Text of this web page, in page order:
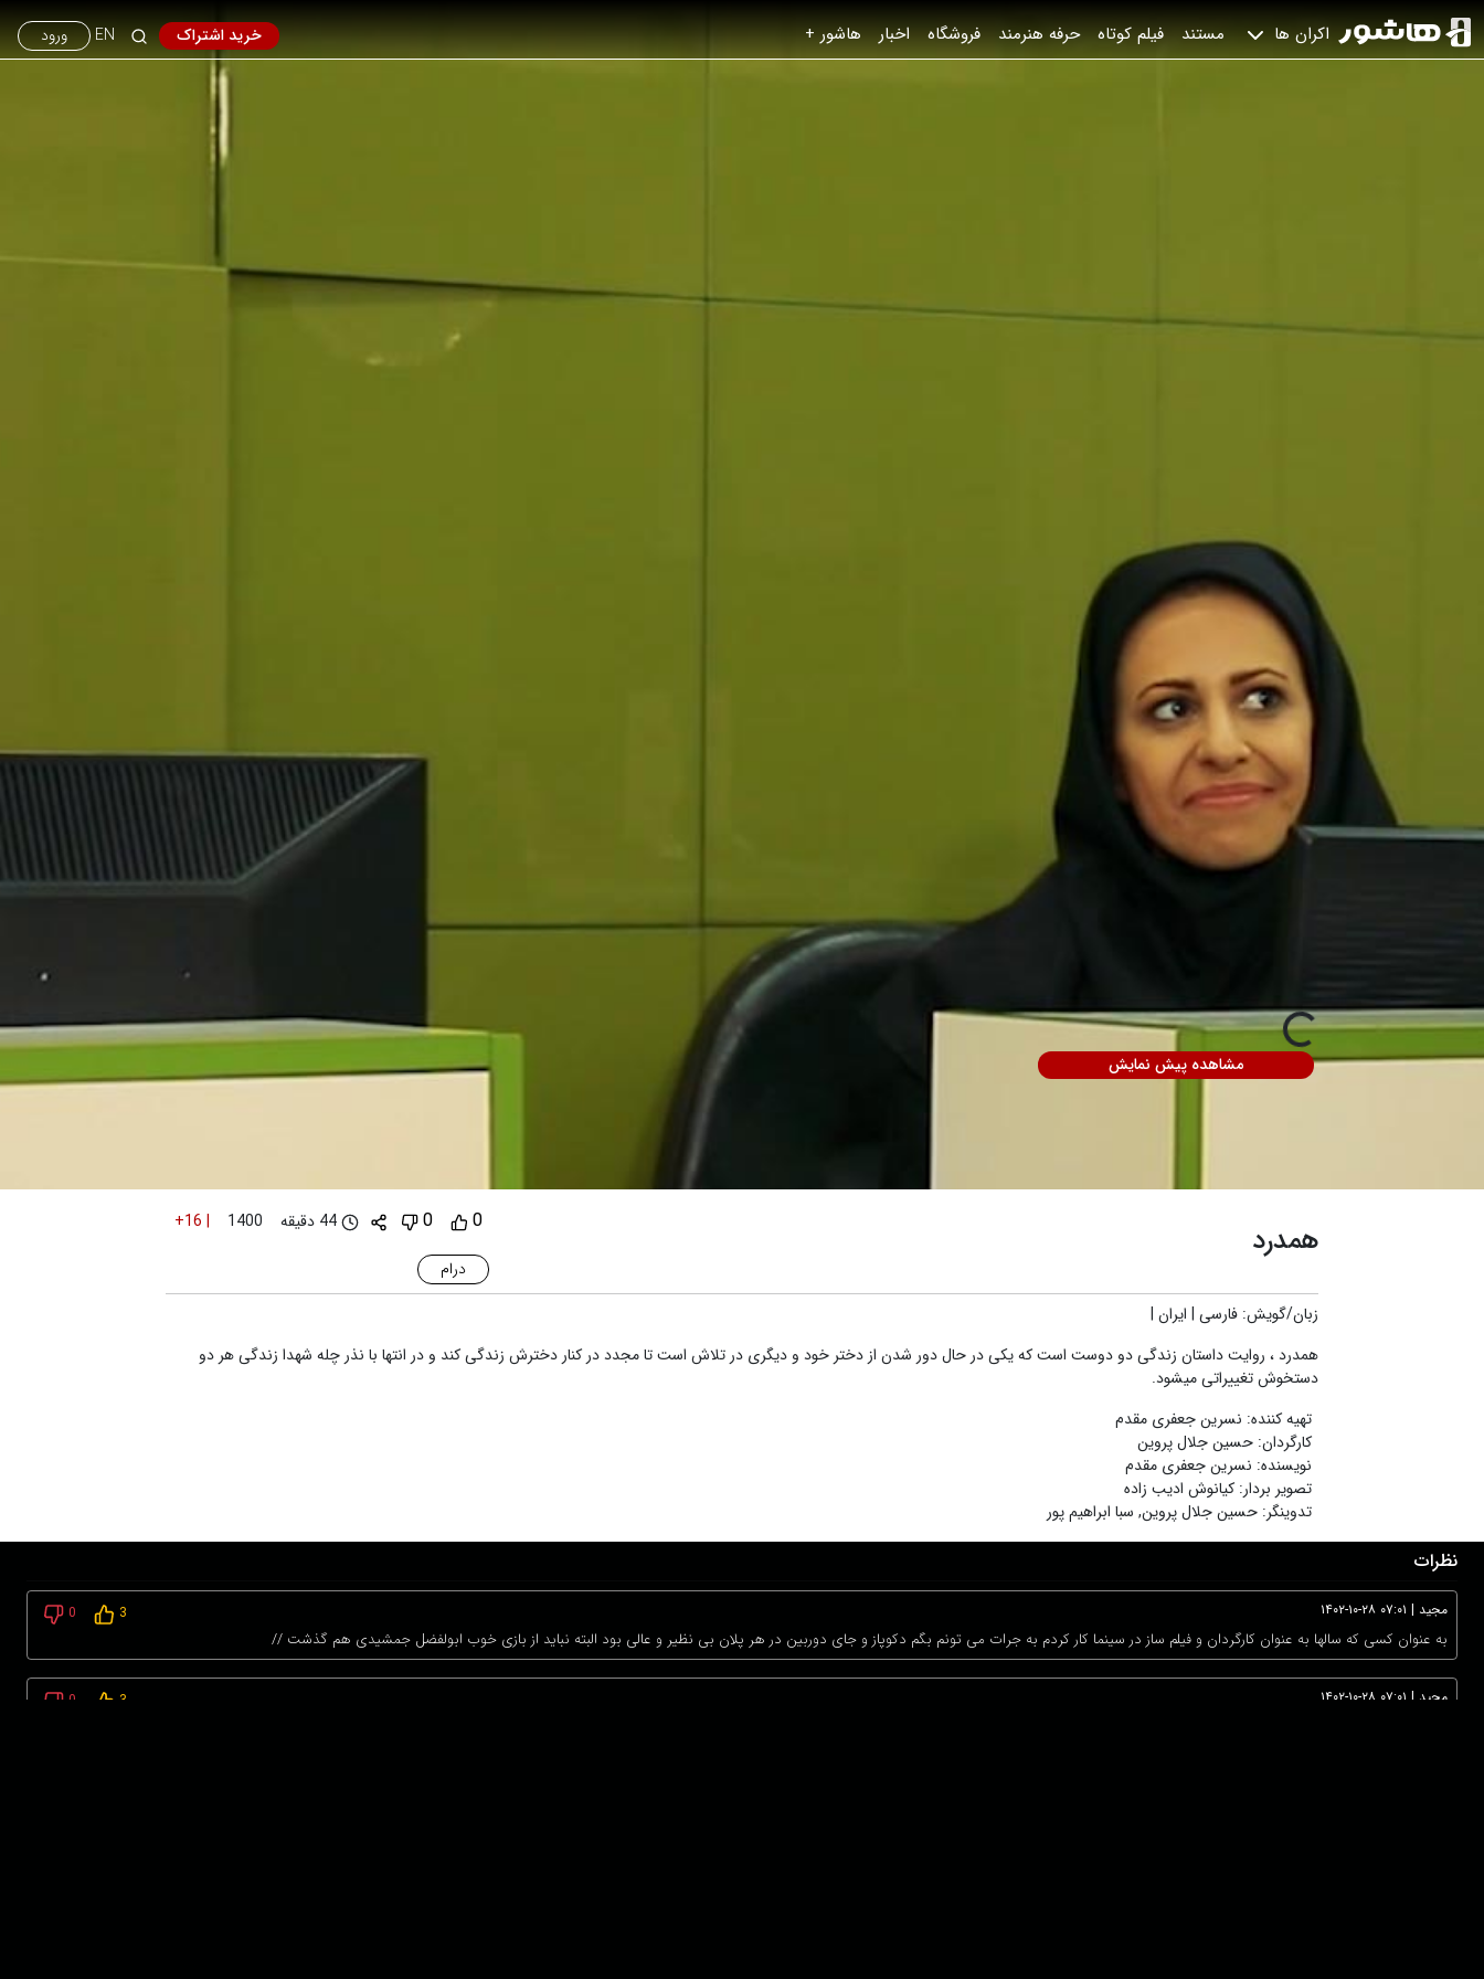
اکران ها مستند فیلم کوتاه حرفه هنرمند فروشگاه اخبار هاشور + خرید اشتراک EN ورود
مشاهده پیش نمایش
همدرد 0
0 44 دقیقه 1400
+16 |
درام
زبان/گویش: فارسی | ایران |
همدرد ، روایت داستان زندگی دو دوست است که یکی در حال دور شدن از دختر خود و دیگری در تلاش است تا مجدد در کنار دخترش زندگی کند و در انتها با نذر چله شهدا زندگی هر دو
دستخوش تغییراتی میشود.
تهیه کننده: نسرین جعفری مقدم
کارگردان: حسین جلال پروین
نویسنده: نسرین جعفری مقدم
تصویر بردار: کیانوش ادیب زاده
تدوینگر: حسین جلال پروین, سبا ابراهیم پور
نظرات
مجید | ۱۴۰۲-۱۰-۲۸ ۰۷:۰۱ 3
0
به عنوان کسی که سالها به عنوان کارگردان و فیلم ساز در سینما کار کردم به جرات می تونم بگم دکوپاز و جای دوربین در هر پلان بی نظیر و عالی بود البته نباید از بازی خوب ابولفضل جمشیدی هم گذشت //
مجید | ۱۴۰۲-۱۰-۲۸ ۰۷:۰۱ 3
0